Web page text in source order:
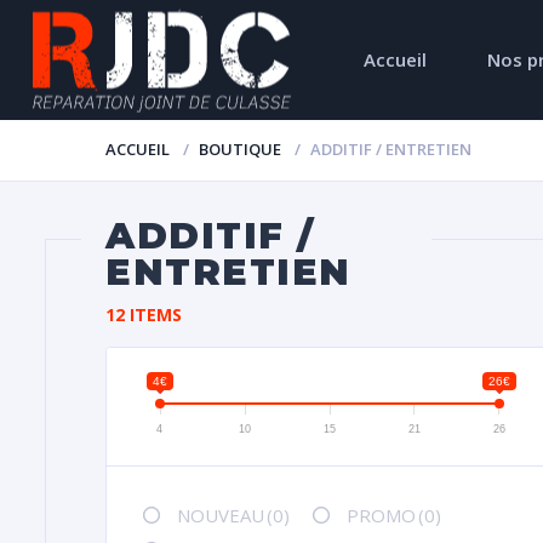
Accueil Nos
ACCUEIL BOUTIQUE ADDITIF / ENTRETIEN
ADDITIF /
ENTRETIEN
12 ITEMS
4€ 26€
4 10 15 21 26
NOUVEAU (0) PROMO (0)